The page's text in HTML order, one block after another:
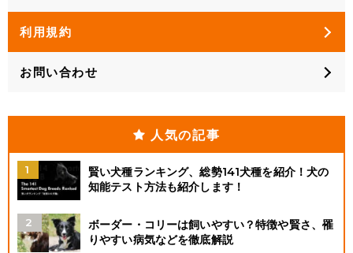
利用規約
お問い合わせ
人気の記事
賢い犬種ランキング、総勢141犬種を紹介！犬の
知能テスト方法も紹介します！
ボーダー・コリーは飼いやすい？特徴や賢さ、罹
りやすい病気などを徹底解説